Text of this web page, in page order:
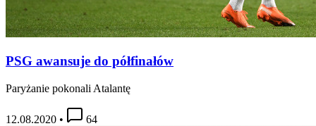
PSG awansuje do półfinałów
Paryżanie pokonali Atalantę
12.08.2020 • 64